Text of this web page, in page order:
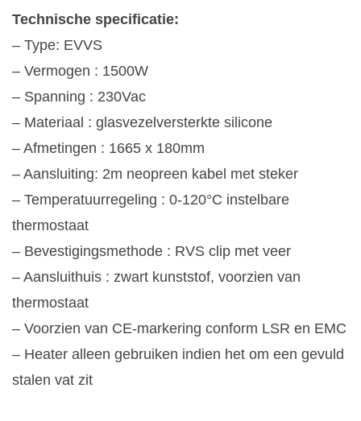
Technische specificatie:
– Type: EVVS
– Vermogen : 1500W
– Spanning : 230Vac
– Materiaal : glasvezelversterkte silicone
– Afmetingen : 1665 x 180mm
– Aansluiting: 2m neopreen kabel met steker
– Temperatuurregeling : 0-120°C instelbare
thermostaat
– Bevestigingsmethode : RVS clip met veer
– Aansluithuis : zwart kunststof, voorzien van
thermostaat
– Voorzien van CE-markering conform LSR en EMC
– Heater alleen gebruiken indien het om een gevuld
stalen vat zit